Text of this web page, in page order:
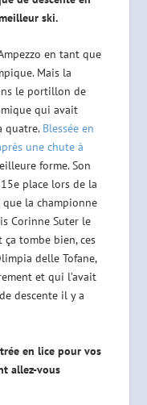
ski.
en tant que
Mais la
le portillon de
qui avait
quatre. Blessée en
une chute à
forme. Son
place lors de la
la championne
Corinne Suter le
tombe bien, ces
delle Tofane,
et qui l’avait
descente il y a
en lice pour vos
allez-vous